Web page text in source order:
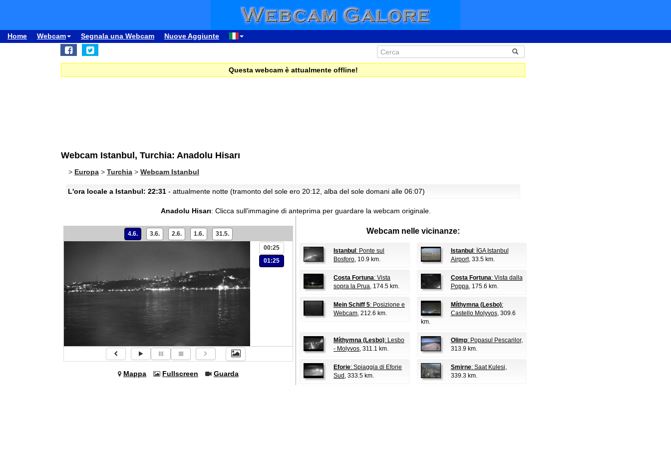
Home Webcam Segnala una Webcam Nuove Aggiunte
Questa webcam è attualmente offline!
Webcam Istanbul, Turchia: Anadolu Hisarı
> Europa > Turchia > Webcam Istanbul
L'ora locale a Istanbul: 22:31 - attualmente notte (tramonto del sole ero 20:12, alba del sole domani alle 06:07)
Anadolu Hisarı: Clicca sull'immagine di anteprima per guardare la webcam originale.
4.6. 3.6. 2.6. 1.6. 31.5.
00:25
01:25
Mappa Fullscreen Guarda
Webcam nelle vicinanze:
Istanbul : Ponte sul
Bosforo, 10.9 km.
Istanbul : İGA Istanbul
Airport, 33.5 km.
Costa Fortuna: Vista
sopra la Prua, 174.5 km.
Costa Fortuna: Vista dalla
Poppa, 175.6 km.
Mein Schiff 5: Posizione e
Webcam, 212.6 km.
Míthymna (Lesbo):
Castello Molyvos, 309.6
km.
Míthymna (Lesbo): Lesbo
- Molyvos, 311.1 km.
Olimp: Popasul Pescarilor,
313.9 km.
Eforie: Spiaggia di Eforie
Sud , 333.5 km.
Smirne: Saat Kulesi,
339.3 km.